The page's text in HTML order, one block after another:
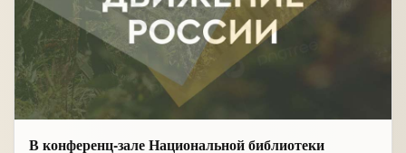
В конференц-зале Национальной библиотеки